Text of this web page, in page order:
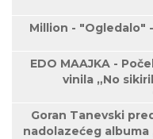
Million - "Ogledalo"
EDO MAAJKA -
vinila „No
Goran Tanevski
nadolazećeg